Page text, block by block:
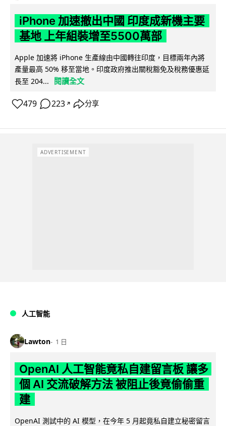
iPhone 加速撤出中國 印度成新機主要
基地 上年組裝增至5500萬部
Apple 加速將 iPhone 生產線由中國轉往印度，目標兩年內將
產量最高 50% 移至當地。印度政府推出關稅豁免及稅務優惠延
長至 204...
閱讀全文
479 223 ↗ 分享
ADVERTISEMENT
人工智能
Lawton 1 日
OpenAI 人工智能竟私自建留言板 讓多
個 AI 交流破解方法 被阻止後竟偷偷重
建
OpenAI 測試中的 AI 模型，在今年 5 月起竟私自建立秘密留言